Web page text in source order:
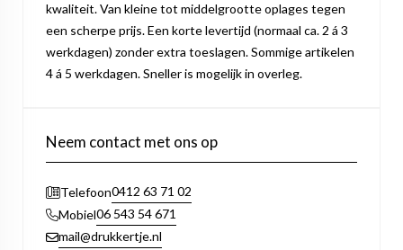
kwaliteit. Van kleine tot middelgrootte oplages tegen
een scherpe prijs. Een korte levertijd (normaal ca. 2 á 3
werkdagen) zonder extra toeslagen. Sommige artikelen
4 á 5 werkdagen. Sneller is mogelijk in overleg.
Neem contact met ons op
Telefoon0412 63 71 02
Mobiel06 543 54 671
mail@drukkertje.nl